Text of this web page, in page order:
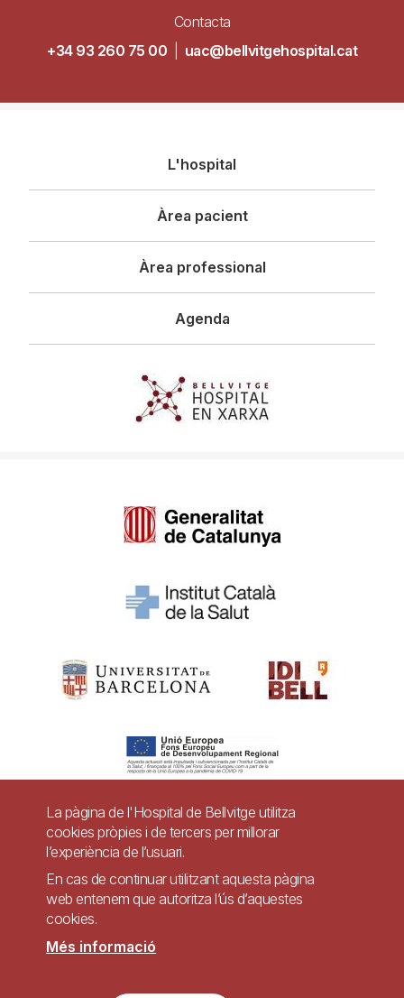
Contacta
+34 93 260 75 00
uac@bellvitgehospital.cat
principal
L'hospital
Àrea pacient
Àrea professional
Agenda
Pie
página
Contacte
Accessibilitat Avís legal Ajuda
La pàgina de l'Hospital de Bellvitge utilitza
cookies pròpies i de tercers per millorar
l’experiència de l’usuari.
En cas de continuar utilitzant aquesta pàgina
web entenem que autoritza l’ús d’aquestes
cookies.
Més informació